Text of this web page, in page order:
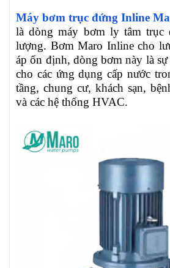
Máy bơm trục đứng Inline
là dòng máy bơm ly tâm trục
lượng. Bơm Maro Inline cho
áp ổn định, dòng bơm này là
cho các ứng dụng cấp nước
tầng, chung cư, khách sạn,
và các hệ thống HVAC.